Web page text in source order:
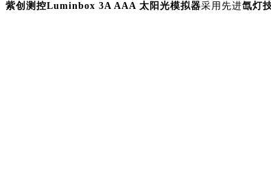
紫创测控Luminbox 3A AAA 太阳光模拟器采用先进氙灯